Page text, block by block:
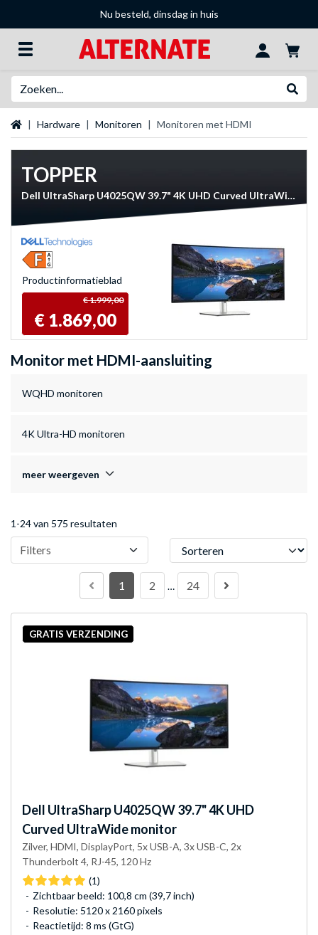
Nu besteld, dinsdag in huis
Startpagina
Hardware Monitoren Monitoren met HDMI
TOPPER
Dell UltraSharp U4025QW 39.7" 4K UHD Curved UltraWide monitor
Product­informatieblad
€ 1.999,00
€ 1.869,00
Monitor met HDMI-aansluiting
WQHD monitoren
4K Ultra-HD monitoren
meer weergeven
1-24 van 575 resultaten
Filters Sorteren
1 2 … 24
GRATIS VERZENDING
Dell UltraSharp U4025QW 39.7" 4K UHD
Curved UltraWide monitor
Zilver, HDMI, DisplayPort, 5x USB-A, 3x USB-C, 2x
Thunderbolt 4, RJ-45, 120 Hz
(1)
Zichtbaar beeld: 100,8 cm (39,7 inch)
Resolutie: 5120 x 2160 pixels
Reactietijd: 8 ms (GtG)